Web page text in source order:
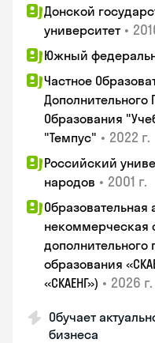
Донской
университет •
Южный
Частное
Дополнительного
Образования
"Темпус" • 2022 г.
Российский
народов • 2001 г.
Образовательная
некоммерческая
дополнительного
образования
«СКАЕНГ») • 2026 г.
Обучает
бизнеса